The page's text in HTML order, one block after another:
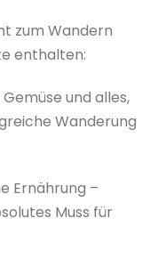
zum Wandern
enthalten:
und alles,
Wanderung
Ernährung –
Muss für